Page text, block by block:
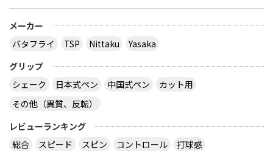
メーカー
バタフライ
TSP Nittaku
Yasaka
グリップ
シェーク
日本式ペン 中国式ペン
カット用
その他（異質、反転）
レビューランキング
総合
スピード スピン コントロール 打球感